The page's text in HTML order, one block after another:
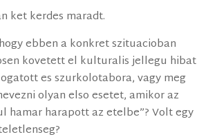
ket kerdes maradt.
ebben a konkret szituacioban
kovetett el kulturalis jellegu hibat
es szurkolotabora, vagy meg
olyan elso esetet, amikor az
hamar harapott az etelbe”? Volt egy